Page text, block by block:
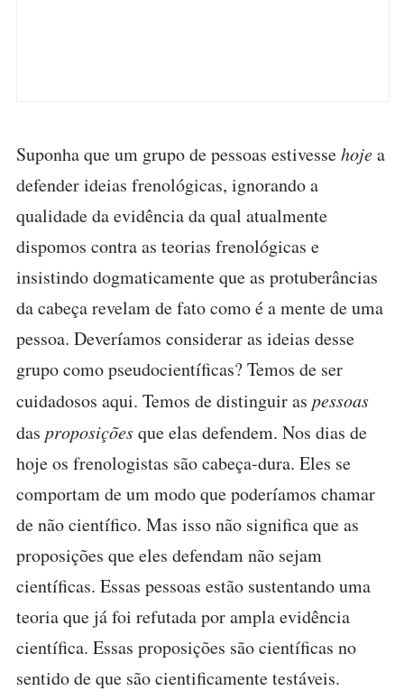
Suponha que um grupo de pessoas estivessehojea
defender ideias frenológicas, ignorando a
qualidade da evidência da qual atualmente
dispomos contra as teorias frenológicas e
insistindo dogmaticamente que as protuberâncias
da cabeça revelam de fato como é a mente de uma
pessoa. Deveríamos considerar as ideias desse
grupo como pseudocientíficas? Temos de ser
cuidadosos aqui. Temos de distinguir as pessoas
das proposiçõesque elas defendem. Nos dias de
hoje os frenologistas são cabeça-dura. Eles se
comportam de um modo que poderíamos chamar
de não científico. Mas isso não significa que as
proposições que eles defendam não sejam
científicas. Essas pessoas estão sustentando uma
teoria que já foi refutada por ampla evidência
científica. Essas proposições são científicas no
sentido de que são cientificamente testáveis.